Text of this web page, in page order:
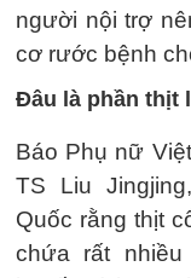
người nội trợ
cơ rước bệnh
Đâu là phần thịt
Báo Phụ nữ
TS Liu
Quốc rằng thịt
chứa rất nhiều